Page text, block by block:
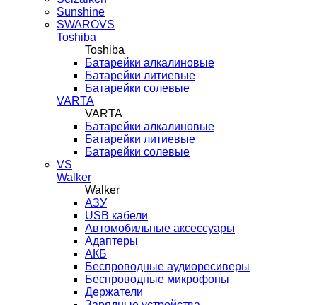
Sunshine
SWAROVS
Toshiba
Toshiba
Батарейки алкалиновые
Батарейки литиевые
Батарейки солевые
VARTA
VARTA
Батарейки алкалиновые
Батарейки литиевые
Батарейки солевые
VS
Walker
Walker
AЗУ
USB кабели
Автомобильные аксессуары
Адаптеры
АКБ
Беспроводные аудиоресиверы
Беспроводные микрофоны
Держатели